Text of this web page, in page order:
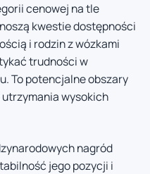
cenowej na tle
kwestie dostępności
i rodzin z wózkami
trudności w
To potencjalne obszary
wysokich
nagród
jego pozycji i